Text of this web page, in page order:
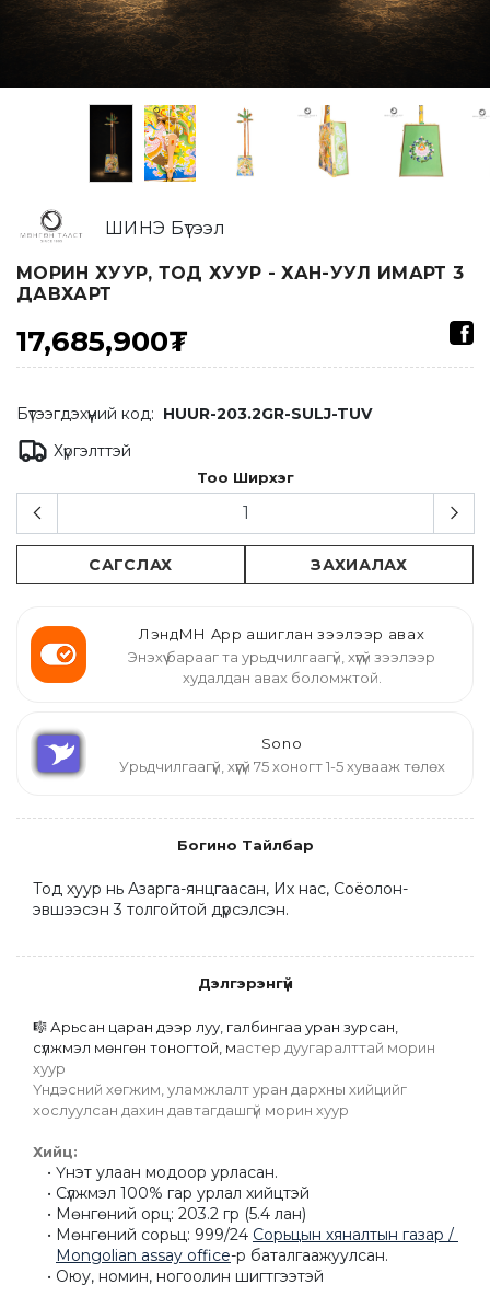
ШИНЭ Бүтээл
МОРИН ХУУР, ТОД ХУУР - ХАН-УУЛ ИМАРТ 3
ДАВХАРТ
17,685,900₮
Бүтээгдэхүүний код: HUUR-203.2GR-SULJ-TUV
Хүргэлттэй
Тоо Ширхэг
САГСЛАХ ЗАХИАЛАХ
ЛэндМН App ашиглан зээлээр авах
Энэхүү барааг та урьдчилгаагүй, хүүгүй зээлээр
худалдан авах боломжтой.
Sono
Урьдчилгаагүй, хүүгүй 75 хоногт 1-5 хувааж төлөх
Богино Тайлбар
Тод хуур нь Азарга-янцгаасан, Их нас, Соёолон-
эвшээсэн 3 толгойтой дүрсэлсэн.
Дэлгэрэнгүй
🎼 Арьсан царан дээр луу, галбингаа уран зурсан,
сүлжмэл мөнгөн тоногтой, мастер дуугаралттай морин
хуур
Үндэсний хөгжим, уламжлалт уран дархны хийцийг
хослуулсан дахин давтагдашгүй морин хуур
Хийц:
Үнэт улаан модоор урласан.
Сүлжмэл 100% гар урлал хийцтэй
Мөнгөний орц: 203.2 гр (5.4 лан)
Мөнгөний сорьц: 999/24 Сорьцын хяналтын газар /
Mongolian assay office-р баталгаажуулсан.
Оюу, номин, ногоолин шигтгээтэй